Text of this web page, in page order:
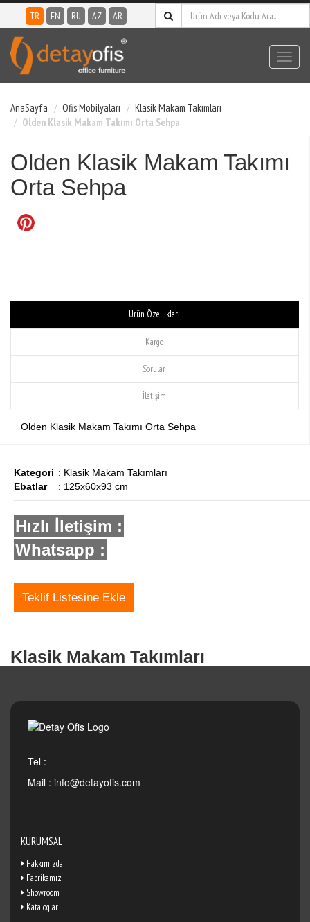
TR EN RU AZ AR
AnaSayfa Ofis Mobilyaları
Klasik Makam Takımları
Olden Klasik Makam Takımı Orta Sehpa
Olden Klasik Makam Takımı
Orta Sehpa
Ürün Özellikleri
Kargo
Sorular
İletişim
Olden Klasik Makam Takımı Orta Sehpa
Kategori : Klasik Makam Takımları
Ebatlar
: 125x60x93 cm
Hızlı İletişim :
Whatsapp :
Teklif Listesine Ekle
Klasik Makam Takımları
Tel :
Mail : info@detayofis.com
KURUMSAL
Hakkımızda
Fabrikamız
Showroom
Kataloglar